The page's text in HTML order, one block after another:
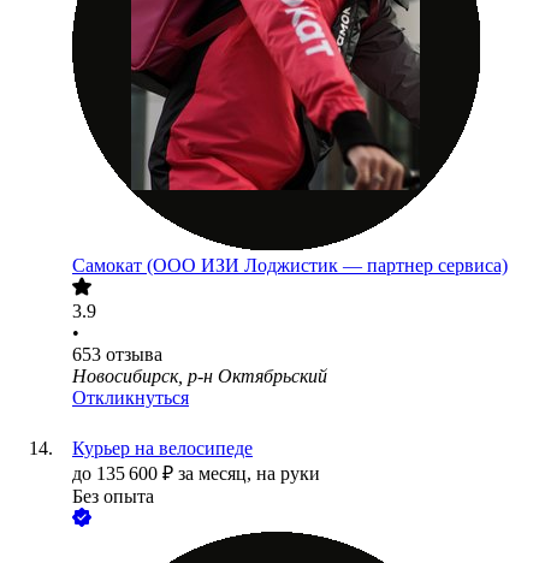
Самокат (ООО ИЗИ Лоджистик — партнер сервиса)
3.9
•
653 отзыва
Новосибирск, р-н Октябрьский
Откликнуться
Курьер на велосипеде
до 135 600 ₽ за месяц, на руки
Без опыта